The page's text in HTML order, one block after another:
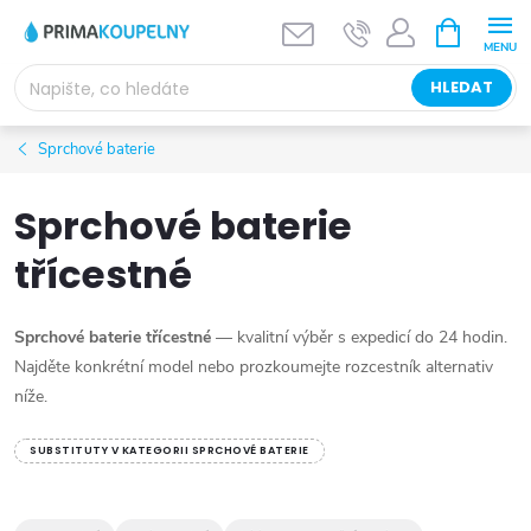
obsah
HLEDAT
NÁKUPNÍ
KOŠÍK
Sprchové baterie
Sprchové baterie
třícestné
Sprchové baterie třícestné — kvalitní výběr s expedicí do 24 hodin.
Najděte konkrétní model nebo prozkoumejte rozcestník alternativ
níže.
SUBSTITUTY V KATEGORII SPRCHOVÉ BATERIE